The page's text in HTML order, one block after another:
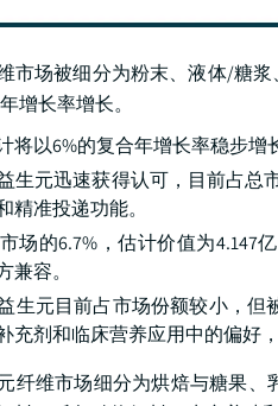
市场被细分为粉末、液体/糖
增长率增长。
将以6%的复合年增长率稳步增
生元迅速获得认可，目前占总
精准投递功能。
场的6.7%，估计价值为
容。
生元目前占市场份额较小，但
充剂和临床营养应用中的偏好
纤维市场细分为烘焙与糖果、